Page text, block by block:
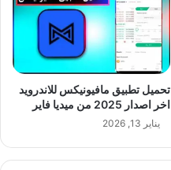
تحميل تطبيق مافيونيكس للاندرويد
اخر اصدار 2025 من ميديا فاير
يناير 13, 2026